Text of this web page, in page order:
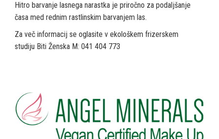
Hitro barvanje lasnega narastka je priročno za podaljšanje
časa med rednim rastlinskim barvanjem las.
Za več informacij se oglasite v ekološkem frizerskem
studiju Biti Ženska M: 041 404 773